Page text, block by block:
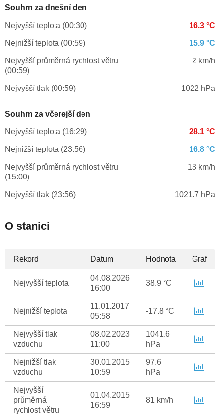
Souhrn za dnešní den
Nejvyšší teplota (00:30) 16.3 °C
Nejnižší teplota (00:59) 15.9 °C
Nejvyšší průměrná rychlost větru
(00:59)
2 km/h
Nejvyšší tlak (00:59) 1022 hPa
Souhrn za včerejší den
Nejvyšší teplota (16:29) 28.1 °C
Nejnižší teplota (23:56) 16.8 °C
Nejvyšší průměrná rychlost větru
(15:00)
13 km/h
Nejvyšší tlak (23:56) 1021.7 hPa
O stanici
Rekord Datum Hodnota Graf
Nejvyšší teplota
04.08.2026
16:00
38.9 °C
Nejnižší teplota
11.01.2017
05:58
-17.8 °C
Nejvyšší tlak
vzduchu
08.02.2023
11:00
1041.6
hPa
Nejnižší tlak
vzduchu
30.01.2015
10:59
97.6
hPa
Nejvyšší
průměrná
rychlost větru
01.04.2015
16:59
81 km/h